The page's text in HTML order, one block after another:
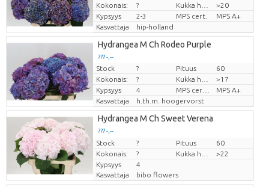
Kokonais:
?
>20
Kypsyys
2-3 MPS cert.
MPS A+
Kasvattaja
hip-holland
Hydrangea M Ch Rodeo Purple
??? -,--
Hinta per kappale
Stock ? Pituus
60
Kokonais:
?
>17
Kypsyys
4
MPS A+
Kasvattaja
h.th.m. hoogervorst
Hydrangea M Ch Sweet Verena
??? -,--
Hinta per kappale
Stock ? Pituus
60
Kokonais:
?
>22
Kypsyys
4
Kasvattaja
bibo flowers